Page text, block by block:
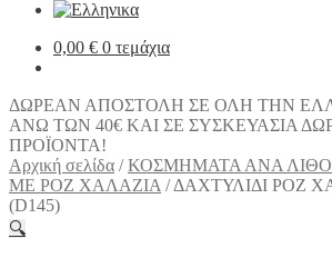
0,00 € 0 τεμάχια
ΔΩΡΕΑΝ ΑΠΟΣΤΟΛΗ ΣΕ ΟΛΗ ΤΗΝ
ΑΝΩ ΤΩΝ 40€ ΚΑΙ ΣΕ ΣΥΣΚΕΥΑΣΙΑ
ΠΡΟΪΟΝΤΑ!
Αρχική σελίδα /ΚΟΣΜΗΜΑΤΑ ΑΝΑ ΛΙΘΟ
ΜΕ ΡΟΖ ΧΑΛΑΖΙΑ /ΔΑΧΤΥΛΙΔΙ ΡΟΖ
(D145)
🔍